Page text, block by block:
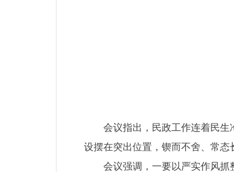
会议指出，民政工作连着民
设摆在突出位置，锲而不舍、常态
会议强调，一要以严实作风抓